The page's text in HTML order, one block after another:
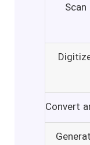
Convert